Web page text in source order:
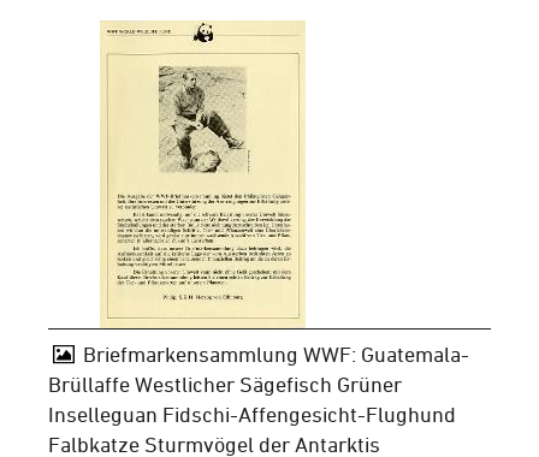
Briefmarkensammlung WWF: Guatemala-
Brüllaffe Westlicher Sägefisch Grüner
Inselleguan Fidschi-Affengesicht-Flughund
Falbkatze Sturmvögel der Antarktis